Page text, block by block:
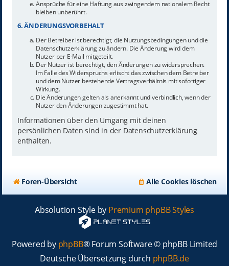
Ansprüche für eine Haftung aus zwingendem nationalem Recht
bleiben unberührt.
6. ÄNDERUNGSVORBEHALT
Der Betreiber ist berechtigt, die Nutzungsbedingungen und die
Datenschutzerklärung zu ändern. Die Änderung wird dem
Nutzer per E-Mail mitgeteilt.
Der Nutzer ist berechtigt, den Änderungen zu widersprechen.
Im Falle des Widerspruchs erlischt das zwischen dem Betreiber
und dem Nutzer bestehende Vertragsverhältnis mit sofortiger
Wirkung.
Die Änderungen gelten als anerkannt und verbindlich, wenn der
Nutzer den Änderungen zugestimmt hat.
Informationen über den Umgang mit deinen
persönlichen Daten sind in der Datenschutzerklärung
enthalten.
Foren-Übersicht Alle Cookies löschen
Absolution Style by Premium phpBB Styles
Powered by phpBB® Forum Software © phpBB Limited
Deutsche Übersetzung durch phpBB.de